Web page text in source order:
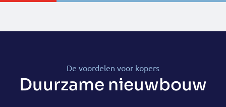
De voordelen voor kopers
Duurzame nieuwbouw